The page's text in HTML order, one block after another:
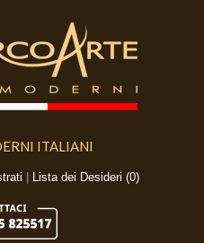
ITALIANI
Lista dei Desideri (0)